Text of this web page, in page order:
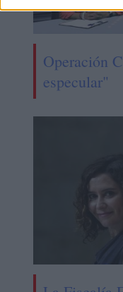
Operación
especular"